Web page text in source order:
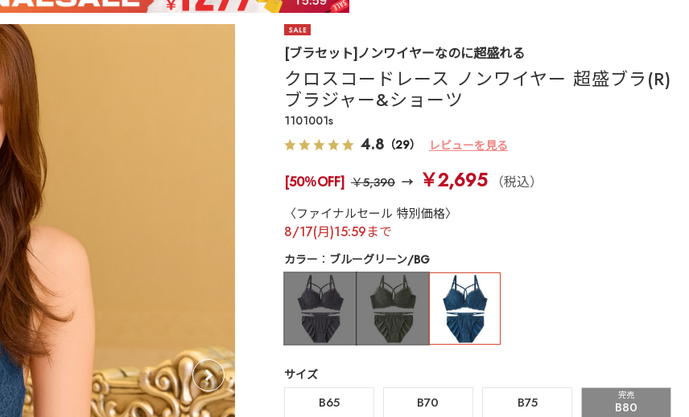
[ブラセット]ノンワイヤーなのに超盛れる
クロスコードレース ノンワイヤー 超盛ブラ(R)
ブラジャー&ショーツ
1101001s
4.8 （29） レビューを見る
[50％OFF] ￥5,390 ￥2,695 （税込）
〈ファイナルセール 特別価格〉
8/17(月)15:59まで
カラー ブルーグリーン/BG
サイズ
B65 B70 B75 完売
B80